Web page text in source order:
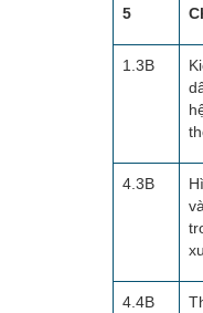
5
1.3B
4.3B
4.4B